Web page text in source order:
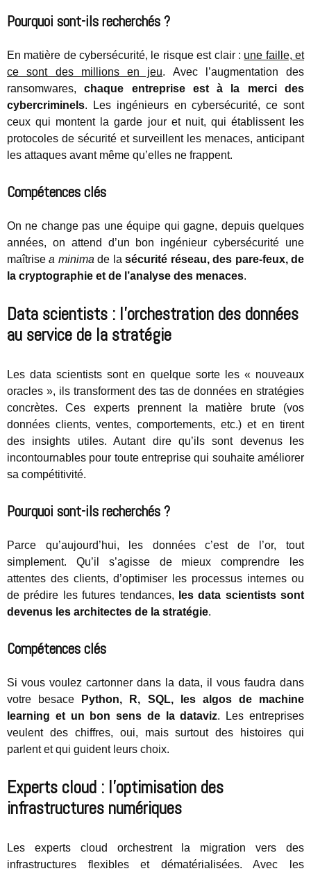
Pourquoi sont-ils recherchés ?
En matière de cybersécurité, le risque est clair : une faille, et
ce sont des millions en jeu. Avec l’augmentation des
ransomwares,chaque entreprise est à la merci des
cybercriminels. Les ingénieurs en cybersécurité, ce sont
ceux qui montent la garde jour et nuit, qui établissent les
protocoles de sécurité et surveillent les menaces, anticipant
les attaques avant même qu’elles ne frappent.
Compétences clés
On ne change pas une équipe qui gagne, depuis quelques
années, on attend d’un bon ingénieur cybersécurité une
maîtrisea minima de lasécurité réseau, des pare-feux, de
la cryptographie et de l’analyse des menaces.
Data scientists : l’orchestration des données
au service de la stratégie
Les data scientists sont en quelque sorte les « nouveaux
oracles », ils transforment des tas de données en stratégies
concrètes. Ces experts prennent la matière brute (vos
données clients, ventes, comportements, etc.) et en tirent
des insights utiles. Autant dire qu’ils sont devenus les
incontournables pour toute entreprise qui souhaite améliorer
sa compétitivité.
Pourquoi sont-ils recherchés ?
Parce qu’aujourd’hui, les données c’est de l’or, tout
simplement. Qu’il s’agisse de mieux comprendre les
attentes des clients, d’optimiser les processus internes ou
de prédire les futures tendances,
les data scientists sont
devenus les architectes de la stratégie.
Compétences clés
Si vous voulez cartonner dans la data, il vous faudra dans
votre besace
Python, R, SQL, les algos de machine
learning et un bon sens de la dataviz. Les entreprises
veulent des chiffres, oui, mais surtout des histoires qui
parlent et qui guident leurs choix.
Experts cloud : l’optimisation des
infrastructures numériques
Les experts cloud orchestrent la migration vers des
infrastructures flexibles et dématérialisées. Avec les